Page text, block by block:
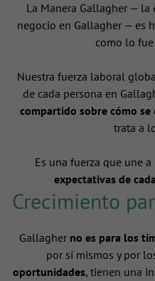
La Manera Gallagher — la
negocio en Gallagher — es
como lo
Nuestra fuerza laboral
de cada persona en
compartido sobre cómo se
trata a
Es una fuerza que une
expectativas de
Crecimiento
Gallagher no es para los
por sí mismos y por
oportunidades, tienen una